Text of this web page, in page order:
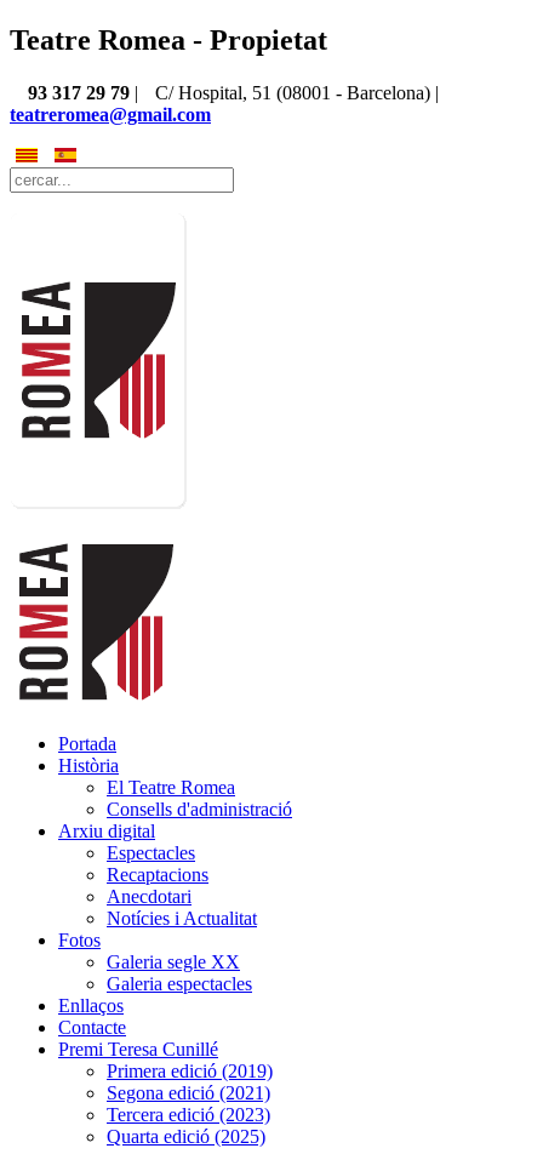
Teatre Romea - Propietat
93 317 29 79 |
C/ Hospital, 51 (08001 - Barcelona) |
teatreromea@gmail.com
Portada
Història
El Teatre Romea
Consells d'administració
Arxiu digital
Espectacles
Recaptacions
Anecdotari
Notícies i Actualitat
Fotos
Galeria segle XX
Galeria espectacles
Enllaços
Contacte
Premi Teresa Cunillé
Primera edició (2019)
Segona edició (2021)
Tercera edició (2023)
Quarta edició (2025)